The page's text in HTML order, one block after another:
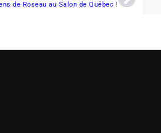
de Roseau au Salon de Québec !